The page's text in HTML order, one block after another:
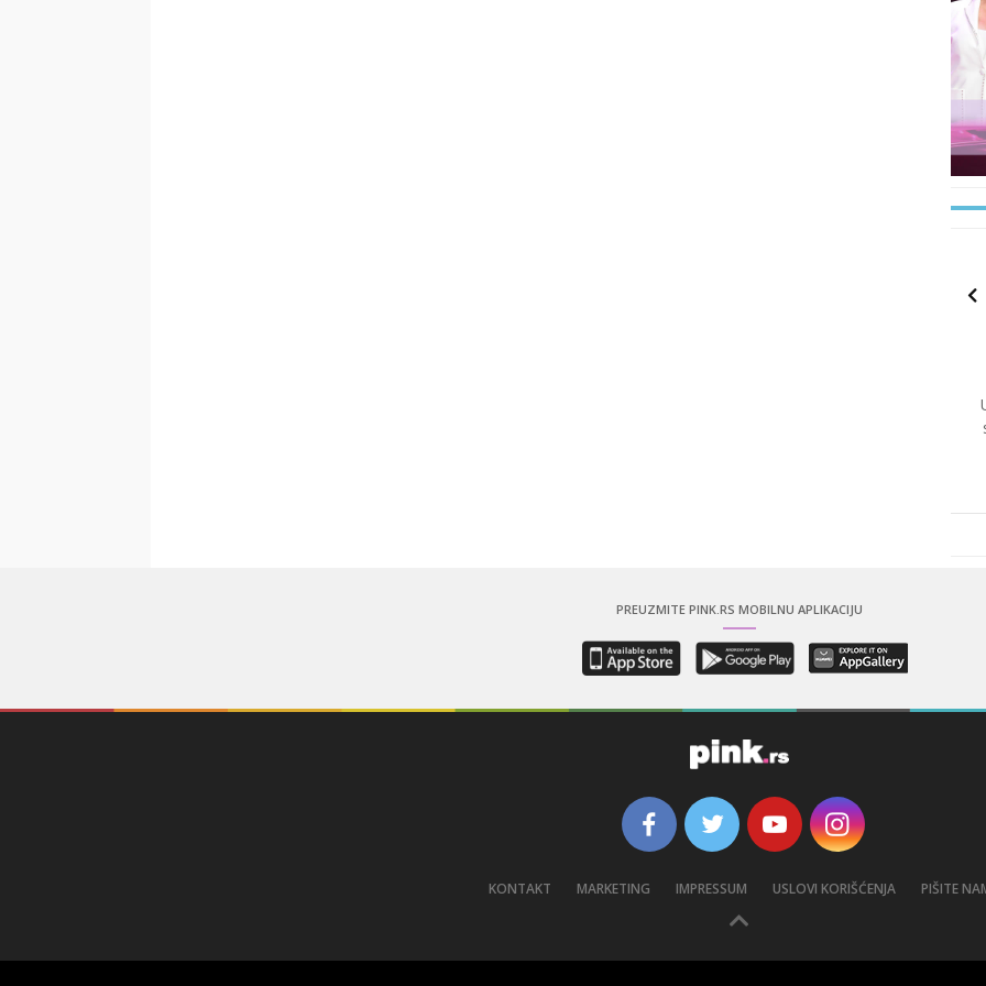
PREUZMITE PINK.RS MOBILNU APLIKACIJU
KONTAKT MARKETING IMPRESSUM USLOVI KORIŠĆENJA PIŠITE